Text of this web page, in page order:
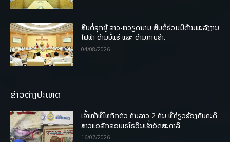
ສືບຕໍ່ຊຸກຍູ້ ລາວ-ຫວຽດນາມ ສືບຕໍ່ຮ່ວມມືດ້ານພະລັງງານ
ໄຟຟ້າ ດ້ານບໍ່ແຮ່ ແລະ ດ້ານການຄ້າ.
04/08/2026
ຂ່າວຕ່າງປະເທດ
ເຈົ້າໜ້າທີ່ໄທກັກຕົວ ຄົນລາວ 2 ຄົນ ທີ່ກ່ຽວຂ້ອງກັບຄະດີ
ສາວແອລັກລອບເຮໂຣອີນເຂົ້າອົດສະຕາລີ
16/07/2026